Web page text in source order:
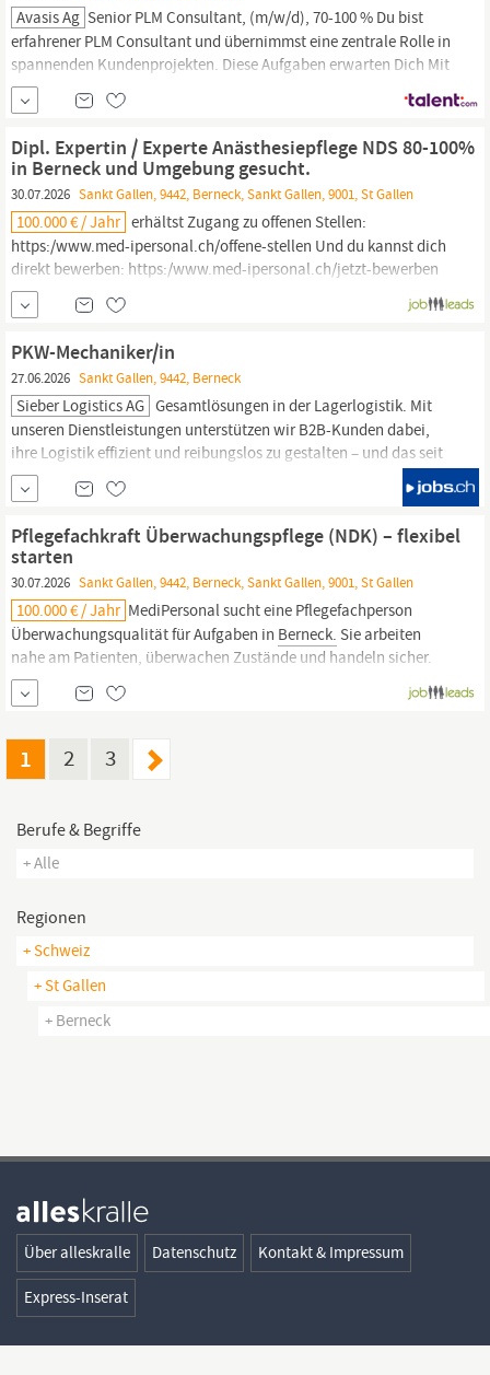
Avasis Ag Senior PLM Consultant, (m/w/d), 70-100 % Du bist
erfahrener PLM Consultant und übernimmst eine zentrale Rolle in
spannenden Kundenprojekten. Diese Aufgaben erwarten Dich Mit
Deinem Know-how agierst Du idealerweise als Generalist,
verstehst sowohl fachliche als auch technische Zusammenhänge
und begleitest unsere Kunden zusammen mit deinem Team von
der Analyse bis zur...
Dipl. Expertin / Experte Anästhesiepflege NDS 80-100%
in Berneck und Umgebung gesucht.
30.07.2026 Sankt Gallen, 9442, Berneck, Sankt Gallen, 9001, St Gallen
100.000 € / Jahr erhältst Zugang zu offenen Stellen:
https:/www.med-ipersonal.ch/offene-stellen Und du kannst dich
direkt bewerben: https:/www.med-ipersonal.ch/jetzt-bewerben
Unser Temporärbüro Pflege
schnell starten kannst. Gleichzeitig begleitet dich unser
Personalbüro für Pflege in
PKW-Mechaniker/in
27.06.2026 Sankt Gallen, 9442, Berneck
Sieber Logistics AG Gesamtlösungen in der Lagerlogistik. Mit
unseren Dienstleistungen unterstützen wir B2B-Kunden dabei,
ihre Logistik effizient und reibungslos zu gestalten – und das seit
über 50 Jahren. Zur Verstärkung unseres Teams in
(SG)
suchen wir per sofort oder nach Vereinbarung eine motivierte und
verantwortungsbewusste Persönlichkeit als PKW-Mechaniker...
Pflegefachkraft Überwachungspflege (NDK) – flexibel
starten
30.07.2026 Sankt Gallen, 9442, Berneck, Sankt Gallen, 9001, St Gallen
100.000 € / Jahr MediPersonal sucht eine Pflegefachperson
Überwachungsqualität für Aufgaben in Berneck. Sie arbeiten
nahe am Patienten, überwachen Zustände und handeln sicher.
Die Stelle bietet Flexibilität und eine schnelle Einsatzmöglichkeit.
Sie bringen eine abgeschlossene Ausbildung als Pflegefachfrau/
ruhig,...
1 2 3
Berufe & Begriffe
+ Alle
Regionen
+ Schweiz
+ St Gallen
+ Berneck
Über alleskralle Datenschutz Kontakt & Impressum
Express-Inserat